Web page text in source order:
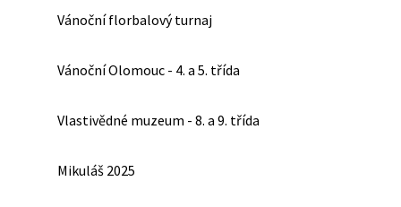
Vánoční florbalový turnaj
Vánoční Olomouc - 4. a 5. třída
Vlastivědné muzeum - 8. a 9. třída
Mikuláš 2025